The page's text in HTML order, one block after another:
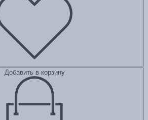
Добавить в корзину